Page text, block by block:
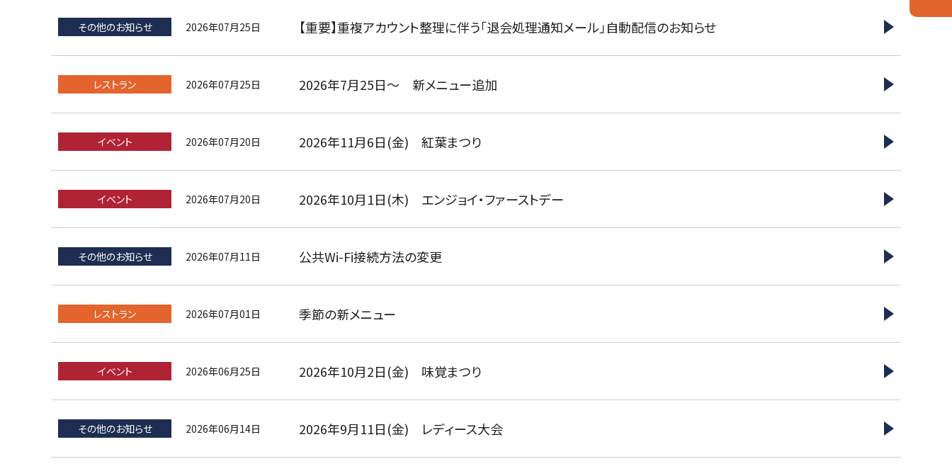
その他のお知らせ 2026年07月25日 【重要】重複アカウント整理に伴う「退会処理通知メール」自動配信のお知らせ
レストラン 2026年07月25日 2026年7月25日～ 新メニュー追加
イベント 2026年07月20日 2026年11月6日(金) 紅葉まつり
イベント 2026年07月20日 2026年10月1日(木) エンジョイ・ファーストデー
その他のお知らせ 2026年07月11日 公共Wi-Fi接続方法の変更
レストラン 2026年07月01日 季節の新メニュー
イベント 2026年06月25日 2026年10月2日(金) 味覚まつり
その他のお知らせ 2026年06月14日 2026年9月11日(金) レディース大会